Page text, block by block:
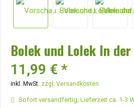
Bolek und Lolek In der
11,99 € *
inkl. MwSt. zzgl. Versandkosten
Sofort versandfertig, Lieferzeit ca. 1-3